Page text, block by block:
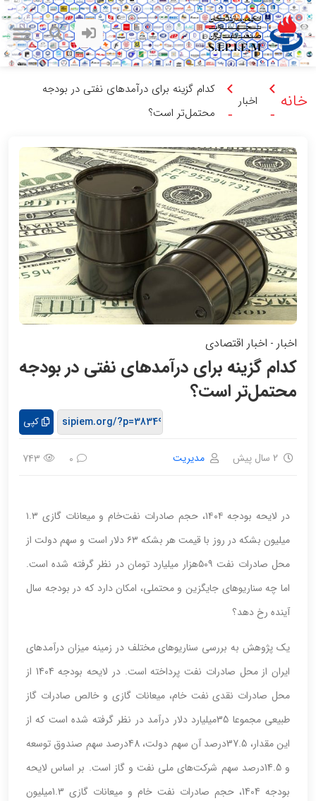
خانه -
اخبار
-
کدام گزینه برای درآمدهای نفتی در بودجه
محتمل‌تر است؟
اخبار - اخبار اقتصادی
کدام گزینه برای درآمدهای نفتی در بودجه
محتمل‌تر است؟
کپی
2 سال پیش مدیریت 0
743
در لایحه بودجه ۱۴۰۴، حجم صادرات نفت‌خام و میعانات گازی ۱.۳
میلیون بشکه در روز با قیمت هر بشکه ۶۳ دلار است و سهم دولت از
محل صادرات نفت ۵۰۹هزار میلیارد تومان در نظر گرفته شده است.
اما چه سناریوهای جایگزین و محتملی، امکان دارد که در بودجه سال
آینده رخ دهد؟
یک پژوهش به بررسی سناریوهای مختلف در زمینه میزان درآمدهای
ایران از محل صادرات نفت پرداخته است. در لایحه بودجه 1404 از
محل صادرات نقدی نفت خام، میعانات گازی و خالص صادرات گاز
طبیعی مجموعا 35میلیارد دلار درآمد در نظر گرفته شده است که از
این مقدار، 37.5درصد آن سهم دولت، 48درصد سهم صندوق توسعه
و 14.5درصد سهم شرکت‌های ملی نفت و گاز است. بر اساس لایحه
بودجه 1404، حجم صادرات نفت خام و میعانات گازی 1.3میلیون